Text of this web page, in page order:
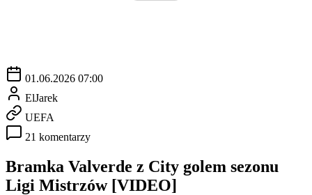
01.06.2026 07:00
ElJarek
UEFA
21 komentarzy
Bramka Valverde z City golem sezonu
Ligi Mistrzów [VIDEO]